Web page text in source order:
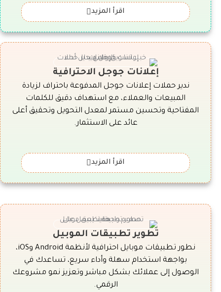
اقرأ المزيد
إعلانات جوجل الاحترافية
ندير حملات إعلانات جوجل المدفوعة باحتراف لزيادة
المبيعات والعملاء، مع استهداف دقيق للكلمات
المفتاحية وتحسين مستمر لمعدل التحويل وتحقيق أعلى
عائد على الاستثمار.
اقرأ المزيد
تطوير تطبيقات الموبيل
نطور تطبيقات موبايل احترافية لأنظمة Android وiOS،
بواجهة استخدام سهلة وأداء سريع، تساعدك في
الوصول إلى عملائك بشكل مباشر وتعزيز نمو مشروعك
الرقمي.